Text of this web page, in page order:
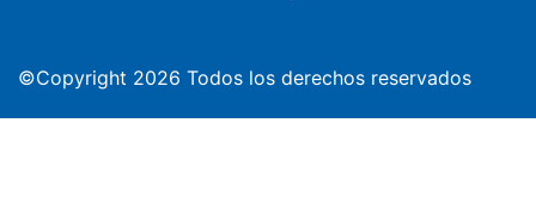
©Copyright 2026 Todos los derechos reservados